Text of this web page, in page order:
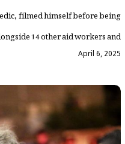
filmed himself before being
14 other aid workers and
April 6, 2025